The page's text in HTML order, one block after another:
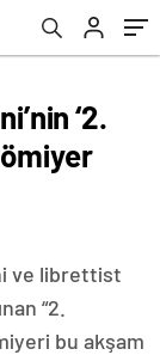
‘2.
ve librettist
“2.
bu akşam